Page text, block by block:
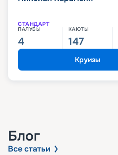
СТАНДАРТ
ПАЛУБЫ
4
КАЮТЫ
147
Круизы
Блог
Все статьи